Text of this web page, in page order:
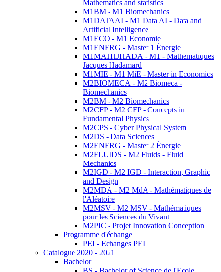
Mathematics and statistics
M1BM - M1 Biomechanics
M1DATAAI - M1 Data AI - Data and
Artificial Intelligence
M1ECO - M1 Economie
M1ENERG - Master 1 Énergie
M1MATHJHADA - M1 - Mathematiques
Jacques Hadamard
M1MIE - M1 MiE - Master in Economics
M2BIOMECA - M2 Biomeca -
Biomechanics
M2BM - M2 Biomechanics
M2CFP - M2 CFP - Concepts in
Fundamental Physics
M2CPS - Cyber Physical System
M2DS - Data Sciences
M2ENERG - Master 2 Énergie
M2FLUIDS - M2 Fluids - Fluid
Mechanics
M2IGD - M2 IGD - Interaction, Graphic
and Design
M2MDA - M2 MdA - Mathématiques de
l'Aléatoire
M2MSV - M2 MSV - Mathématiques
pour les Sciences du Vivant
M2PIC - Projet Innovation Conception
Programme d'échange
PEI - Echanges PEI
Catalogue 2020 - 2021
Bachelor
BS - Bachelor of Science de l'Ecole